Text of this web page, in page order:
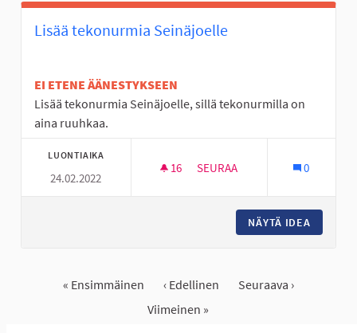
Lisää tekonurmia Seinäjoelle
EI ETENE ÄÄNESTYKSEEN
Lisää tekonurmia Seinäjoelle, sillä tekonurmilla on
aina ruuhkaa.
LUONTIAIKA
24.02.2022
16 16 SEURAAJAA
SEURAA 0
NÄYTÄ IDEA
« Ensimmäinen ‹ Edellinen
Seuraava ›
Viimeinen »